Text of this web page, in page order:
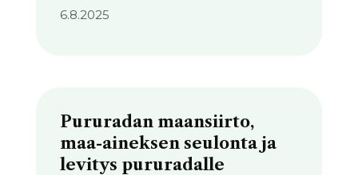
6.8.2025
Pururadan maansiirto,
maa-aineksen seulonta ja
levitys pururadalle